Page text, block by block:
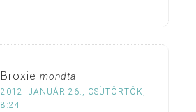
Broxie mondta
2012. JANUÁR 26., CSÜTÖRTÖK,
8:24